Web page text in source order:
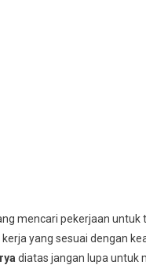
mencari pekerjaan
yang sesuai dengan
diatas jangan lupa untuk